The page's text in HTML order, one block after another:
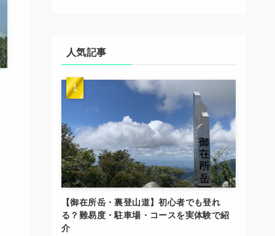
人気記事
【御在所岳・裏登山道】初心者でも登れ
る？難易度・駐車場・コースを実体験で紹
介